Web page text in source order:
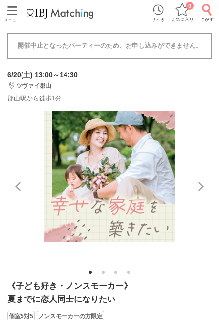
メニュー りれき お気に入り
0
さがす
開催中止となったパーティーのため、お申し込みができません。
6/20(土) 13:00～14:30
ツヴァイ郡山
郡山駅から徒歩1分
1 2 3 4
《子ども好き・ノンスモーカー》
夏までに恋人同士になりたい
個室5対5 ノンスモーカーの方限定